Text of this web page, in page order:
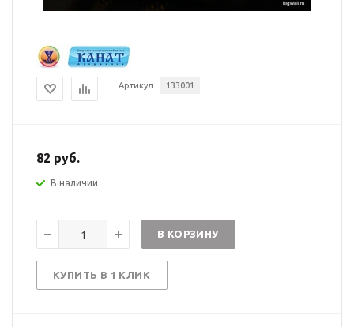
Артикул 133001
82 руб.
В наличии
В КОРЗИНУ
КУПИТЬ В 1 КЛИК